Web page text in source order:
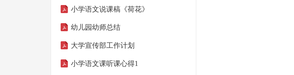
小学语文说课稿《荷花》
幼儿园幼师总结
大学宣传部工作计划
小学语文课听课心得1